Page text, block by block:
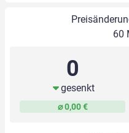
60
0
gesenkt
⌀ 0,00 €